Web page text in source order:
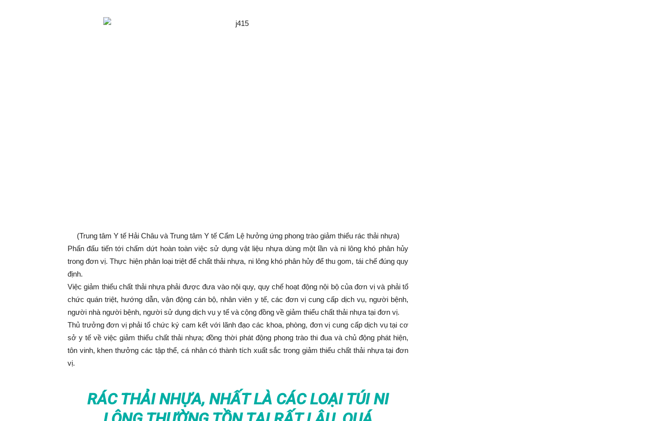
(Trung tâm Y tế Hải Châu và Trung tâm Y tế Cẩm Lệ hưởng ứng phong trào giảm thiểu rác thải nhựa)
Phấn đấu tiến tới chấm dứt hoàn toàn việc sử dụng vật liệu nhựa dùng một lần và ni lông khó phân hủy
trong đơn vị. Thực hiện phân loại triệt để chất thải nhựa, ni lông khó phân hủy để thu gom, tái chế đúng quy
định.
Việc giảm thiểu chất thải nhựa phải được đưa vào nội quy, quy chế hoạt động nội bộ của đơn vị và phải tổ
chức quán triệt, hướng dẫn, vận động cán bộ, nhân viên y tế, các đơn vị cung cấp dịch vụ, người bệnh,
người nhà người bệnh, người sử dụng dịch vụ y tế và cộng đồng về giảm thiểu chất thải nhựa tại đơn vị.
Thủ trưởng đơn vị phải tổ chức ký cam kết với lãnh đạo các khoa, phòng, đơn vị cung cấp dịch vụ tại cơ
sở y tế về việc giảm thiểu chất thải nhựa; đồng thời phát động phong trào thi đua và chủ động phát hiện,
tôn vinh, khen thưởng các tập thể, cá nhân có thành tích xuất sắc trong giảm thiểu chất thải nhựa tại đơn
vị.
RÁC THẢI NHỰA, NHẤT LÀ CÁC LOẠI TÚI NI